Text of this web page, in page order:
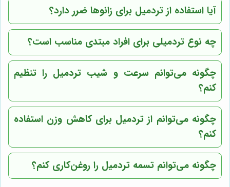
آیا استفاده از تردمیل برای زانوها ضرر دارد؟
چه نوع تردمیلی برای افراد مبتدی مناسب است؟
چگونه می‌توانم سرعت و شیب تردمیل را تنظیم
کنم؟
چگونه می‌توانم از تردمیل برای کاهش وزن استفاده
کنم؟
چگونه می‌توانم تسمه تردمیل را روغن‌کاری کنم؟